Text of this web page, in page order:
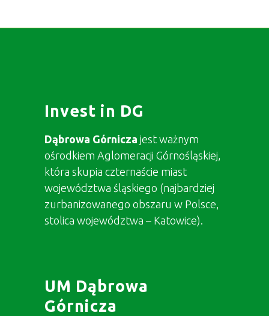
Invest in DG
Dąbrowa Górnicza jest ważnym
ośrodkiem Aglomeracji Górnośląskiej,
która skupia czternaście miast
województwa śląskiego (najbardziej
zurbanizowanego obszaru w Polsce,
stolica województwa – Katowice).
UM Dąbrowa
Górnicza